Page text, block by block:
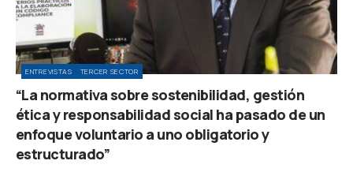
ENTREVISTAS TERCER SECTOR
“La normativa sobre sostenibilidad, gestión
ética y responsabilidad social ha pasado de un
enfoque voluntario a uno obligatorio y
estructurado”